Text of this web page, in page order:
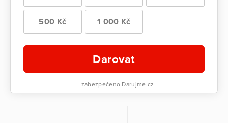
500 Kč 1 000 Kč
Darovat
zabezpečeno Darujme.cz